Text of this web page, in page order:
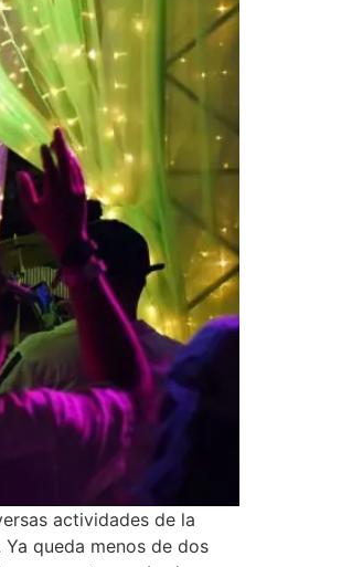
actividades de la
queda menos de dos